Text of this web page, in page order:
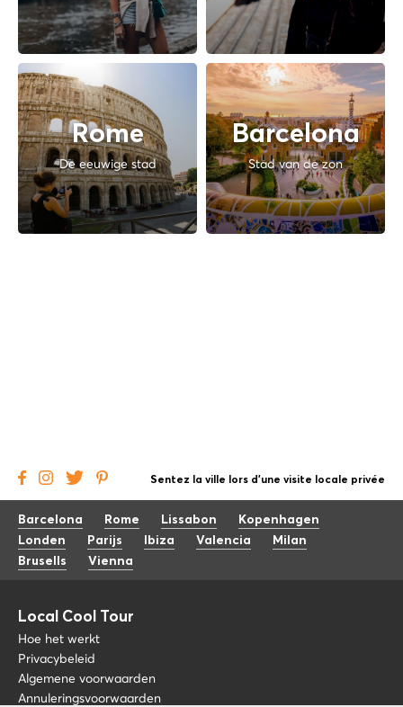
Rome
De eeuwige stad
Barcelona
Stad van de zon
Sentez la ville lors d'une visite locale privée
Barcelona Rome Lissabon
Kopenhagen
Londen
Parijs Ibiza Valencia
Milan
Brusells
Vienna
Local Cool Tour
Hoe het werkt
Privacybeleid
Algemene voorwaarden
Annuleringsvoorwaarden